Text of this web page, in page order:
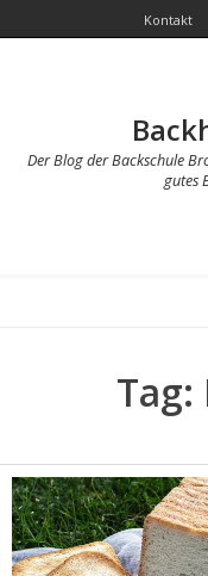
Kontakt
Der Blog der Backschule
gutes